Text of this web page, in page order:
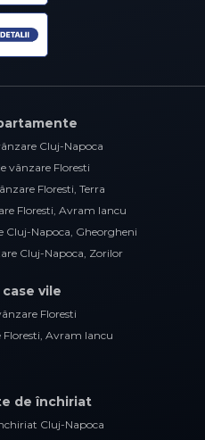
Cluj-Napoca
vânzare Floresti
Floresti, Terra
Floresti, Avram Iancu
Napoca, Gheorgheni
Cluj-Napoca, Zorilor
vile
Floresti
Floresti, Avram Iancu
de închiriat
Cluj-Napoca